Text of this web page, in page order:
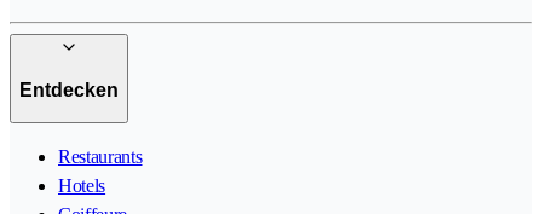
Entdecken
Restaurants
Hotels